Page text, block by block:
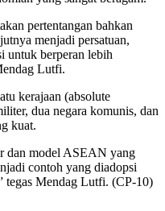
pertentangan bahkan
menjadi persatuan,
untuk berperan lebih
Lutfi.
kerajaan (absolute
dua negara komunis, dan
kuat.
dan model ASEAN yang
contoh yang diadopsi
tegas Mendag Lutfi. (CP-10)